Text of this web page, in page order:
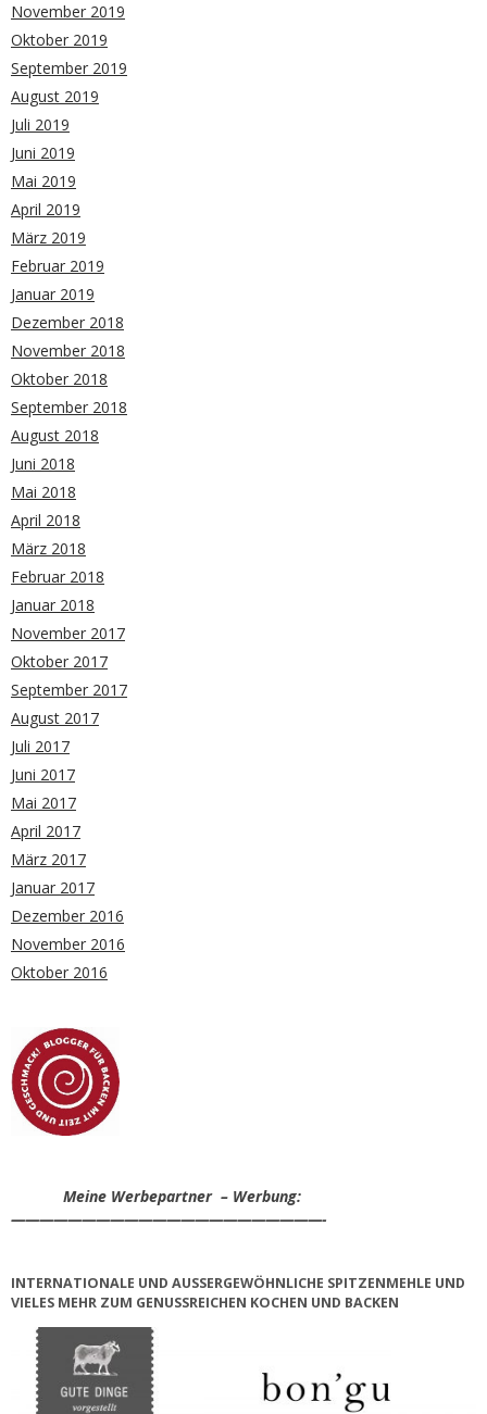
November 2019
Oktober 2019
September 2019
August 2019
Juli 2019
Juni 2019
Mai 2019
April 2019
März 2019
Februar 2019
Januar 2019
Dezember 2018
November 2018
Oktober 2018
September 2018
August 2018
Juni 2018
Mai 2018
April 2018
März 2018
Februar 2018
Januar 2018
November 2017
Oktober 2017
September 2017
August 2017
Juli 2017
Juni 2017
Mai 2017
April 2017
März 2017
Januar 2017
Dezember 2016
November 2016
Oktober 2016
Meine Werbepartner – Werbung:
——————————————————————-
INTERNATIONALE UND AUSSERGEWÖHNLICHE SPITZENMEHLE UND V
IELES MEHR ZUM GENUSSREICHEN KOCHEN UND BACKEN